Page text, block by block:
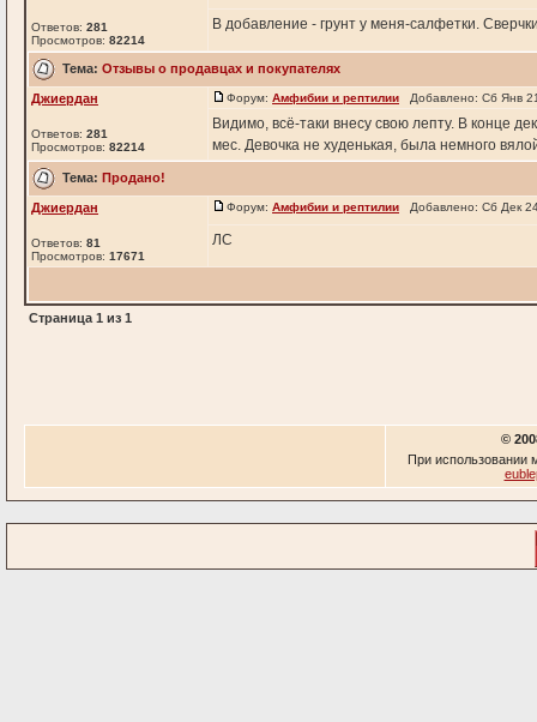
Ответов: 281
Просмотров: 82214
В добавление - грунт у меня-салфетки.
Тема: Отзывы о продавцах и покупателях
Джиердан
Ответов: 281
Просмотров: 82214
Форум: Амфибии и рептилии Добавлено: Сб Янв
Видимо, всё-таки внесу свою лепту. В конце
мес. Девочка не худенькая, была немного
Тема: Продано!
Джиердан
Ответов: 81
Просмотров: 17671
Форум: Амфибии и рептилии Добавлено: Сб Дек
ЛС
Страница 1 из 1
©
При использовании